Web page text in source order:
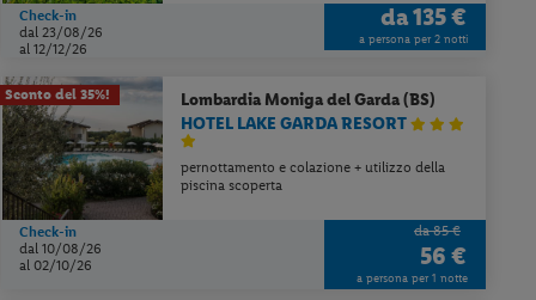
Check-in
dal 23/08/26
al 12/12/26
da135 €
a persona per 2 notti
Lombardia Moniga del Garda (BS)
HOTEL LAKE GARDA RESORT
pernottamento e colazione + utilizzo della
piscina scoperta
Sconto del 35%!
Check-in
dal 10/08/26
al 02/10/26
da 85 €
56 €
a persona per 1 notte